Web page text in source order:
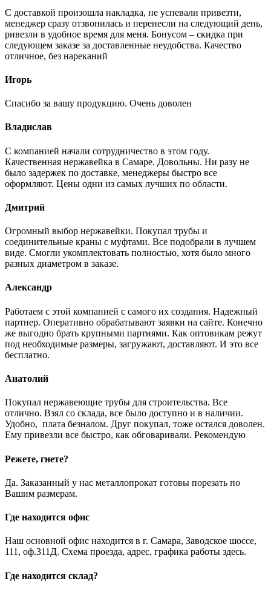
С доставкой произошла накладка, не успевали привезти,
менеджер сразу отзвонилась и перенесли на следующий день,
ривезли в удобное время для меня. Бонусом – скидка при
следующем заказе за доставленные неудобства. Качество
отличное, без нареканий
Игорь
Спасибо за вашу продукцию. Очень доволен
Владислав
С компанией начали сотрудничество в этом году.
Качественная нержавейка в Самаре. Довольны. Ни разу не
было задержек по доставке, менеджеры быстро все
оформляют. Цены одни из самых лучших по области.
Дмитрий
Огромный выбор нержавейки. Покупал трубы и
соединительные краны с муфтами. Все подобрали в лучшем
виде. Смогли укомплектовать полностью, хотя было много
разных диаметром в заказе.
Александр
Работаем с этой компанией с самого их создания. Надежный
партнер. Оперативно обрабатывают заявки на сайте. Конечно
же выгодно брать крупными партиями. Как оптовикам режут
под необходимые размеры, загружают, доставляют. И это все
бесплатно.
Анатолий
Покупал нержавеющие трубы для строительства. Все
отлично. Взял со склада, все было доступно и в наличии.
Удобно, плата безналом. Друг покупал, тоже остался доволен.
Ему привезли все быстро, как обговаривали. Рекомендую
Режете, гнете?
Да. Заказанный у нас металлопрокат готовы порезать по
Вашим размерам.
Где находится офис
Наш основной офис находится в г. Самара, Заводское шоссе,
111, оф.311Д. Схема проезда, адрес, графика работы здесь.
Где находится склад?